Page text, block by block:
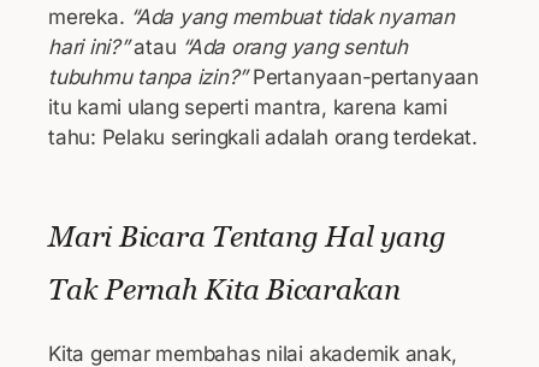
mereka. “Ada yang membuat tidak nyaman
hari ini?”atau “Ada orang yang sentuh
tubuhmu tanpa izin?”Pertanyaan-pertanyaan
itu kami ulang seperti mantra, karena kami
tahu: Pelaku seringkali adalah orang terdekat.
Mari Bicara Tentang Hal yang
Tak Pernah Kita Bicarakan
Kita gemar membahas nilai akademik anak,